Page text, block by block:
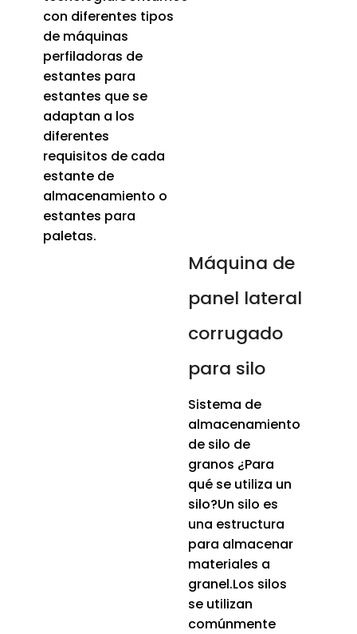
con diferentes tipos
de máquinas
perfiladoras de
estantes para
estantes que se
adaptan a los
diferentes
requisitos de cada
estante de
almacenamiento o
estantes para
paletas.
Máquina de
panel lateral
corrugado
para silo
Sistema de
almacenamiento
de silo de
granos ¿Para
qué se utiliza un
silo?Un silo es
una estructura
para almacenar
materiales a
granel.Los silos
se utilizan
comúnmente